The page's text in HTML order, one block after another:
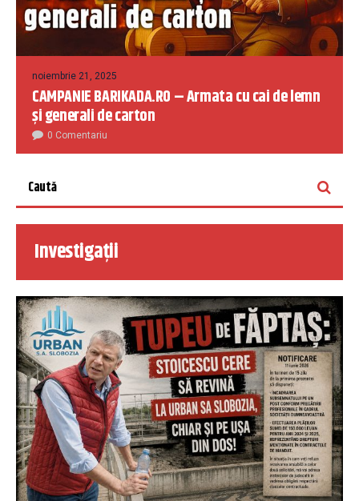
noiembrie 21, 2025
CAMPANIE BARIKADA.RO – Armata cu cai de lemn
și generali de carton
0 Comentariu
Investigații